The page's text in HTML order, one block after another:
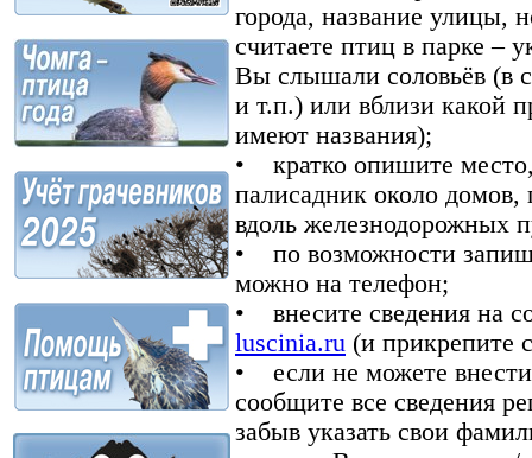
города, название улицы,
считаете птиц в парке –
Вы слышали соловьёв (в
и т.п.) или вблизи какой
имеют названия);
• кратко опишите место,
палисадник около домов,
вдоль железнодорожных
• по возможности
можно на телефон;
• внесите сведения на
luscinia.ru (и прикрепите
• если не можете
сообщите все сведения
забыв указать свои